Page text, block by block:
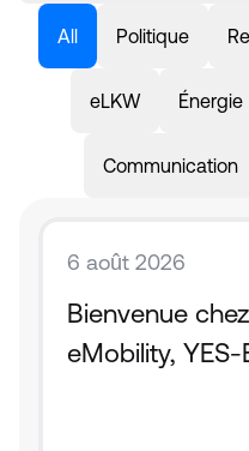
All Politique
eLKW Énergie
Communication
6 août 2026
Bienvenue
eMobility, YES-